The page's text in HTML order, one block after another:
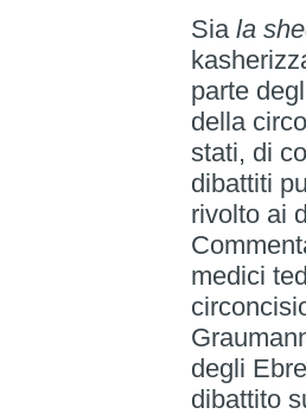
Sia la
parte
della
stati, di
dibattiti
rivolto ai
medici
degli
dibattito